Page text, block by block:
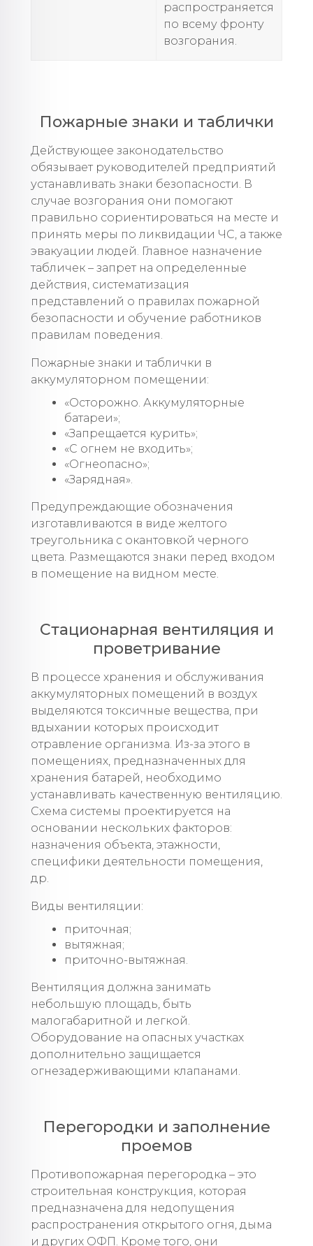
распространяется
по всему фронту
возгорания.
Пожарные знаки и таблички
Действующее законодательство
обязывает руководителей предприятий
устанавливать знаки безопасности. В
случае возгорания они помогают
правильно сориентироваться на месте и
принять меры по ликвидации ЧС, а также
эвакуации людей. Главное назначение
табличек – запрет на определенные
действия, систематизация
представлений о правилах пожарной
безопасности и обучение работников
правилам поведения.
Пожарные знаки и таблички в
аккумуляторном помещении:
«Осторожно. Аккумуляторные
батареи»;
«Запрещается курить»;
«С огнем не входить»;
«Огнеопасно»;
«Зарядная».
Предупреждающие обозначения
изготавливаются в виде желтого
треугольника с окантовкой черного
цвета. Размещаются знаки перед входом
в помещение на видном месте.
Стационарная вентиляция и
проветривание
В процессе хранения и обслуживания
аккумуляторных помещений в воздух
выделяются токсичные вещества, при
вдыхании которых происходит
отравление организма. Из-за этого в
помещениях, предназначенных для
хранения батарей, необходимо
устанавливать качественную вентиляцию.
Схема системы проектируется на
основании нескольких факторов:
назначения объекта, этажности,
специфики деятельности помещения,
др.
Виды вентиляции:
приточная;
вытяжная;
приточно-вытяжная.
Вентиляция должна занимать
небольшую площадь, быть
малогабаритной и легкой.
Оборудование на опасных участках
дополнительно защищается
огнезадерживающими клапанами.
Перегородки и заполнение
проемов
Противопожарная перегородка – это
строительная конструкция, которая
предназначена для недопущения
распространения открытого огня, дыма
и других ОФП. Кроме того, они